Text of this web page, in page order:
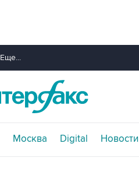
Еще...
Москва Digital Новости